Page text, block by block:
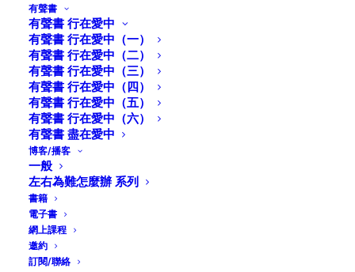
有聲書
有聲書 行在愛中
有聲書 行在愛中（一）
有聲書 行在愛中（二）
有聲書 行在愛中（三）
有聲書 行在愛中（四）
有聲書 行在愛中（五）
有聲書 行在愛中（六）
有聲書 盡在愛中
博客/播客
一般
左右為難怎麼辦 系列
書籍
電子書
網上課程
邀約
訂閱/聯絡
母親的玉照
邱清萍著
2020.9.7.
有人說：「神不能以肉身隨處與我們同在，所以就創造了
母親。」母親是神最好的代表。聖經有好幾張神作為天上
母親的玉照，把它們拍下來，再以地上母親的樣式沖晒出
來，樣子一定很美。